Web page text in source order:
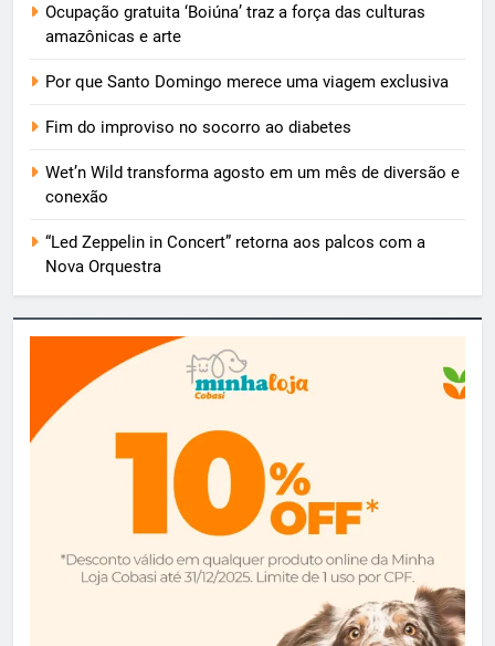
Ocupação gratuita ‘Boiúna’ traz a força das culturas
amazônicas e arte
Por que Santo Domingo merece uma viagem exclusiva
Fim do improviso no socorro ao diabetes
Wet’n Wild transforma agosto em um mês de diversão e
conexão
“Led Zeppelin in Concert” retorna aos palcos com a
Nova Orquestra